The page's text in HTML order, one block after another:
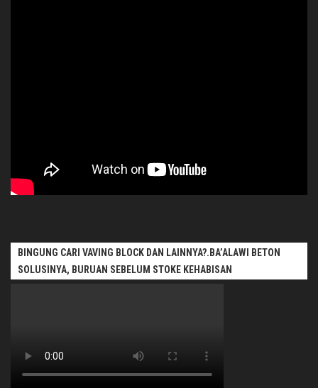
BINGUNG CARI VAVING BLOCK DAN LAINNYA?.BA’ALAWI BETON
SOLUSINYA, BURUAN SEBELUM STOKE KEHABISAN